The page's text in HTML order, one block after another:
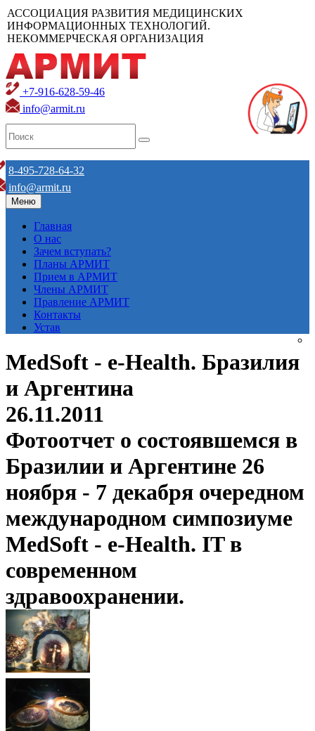
АССОЦИАЦИЯ РАЗВИТИЯ МЕДИЦИНСКИХ
ИНФОРМАЦИОННЫХ ТЕХНОЛОГИЙ.
НЕКОММЕРЧЕСКАЯ ОРГАНИЗАЦИЯ
+7-916-628-59-46
info@armit.ru
8-495-728-64-32
info@armit.ru
Меню
Главная
О нас
Зачем вступать?
Планы АРМИТ
Прием в АРМИТ
Члены АРМИТ
Правление АРМИТ
Контакты
Устав
MedSoft - e-Health. Бразилия
и Аргентина
26.11.2011
Фотоотчет о состоявшемся в
Бразилии и Аргентине 26
ноября - 7 декабря очередном
международном симпозиуме
MedSoft - e-Health. IT в
современном
здравоохранении.